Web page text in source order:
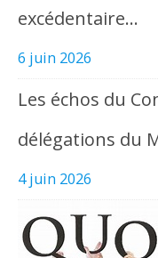
excédentaire…
6 juin 2026
Les échos du
délégations du
4 juin 2026